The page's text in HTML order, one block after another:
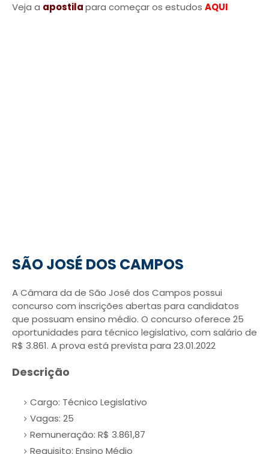
Veja a apostilapara começar os estudos AQUI
SÃO JOSÉ DOS CAMPOS
A Câmara da de São José dos Campos possui
concurso com inscrições abertas para candidatos
que possuam ensino médio. O concurso oferece 25
oportunidades para técnico legislativo, com salário de
R$ 3.861. A prova está prevista para 23.01.2022
Descrição
Cargo: Técnico Legislativo
Vagas: 25
Remuneração: R$ 3.861,87
Requisito: Ensino Médio